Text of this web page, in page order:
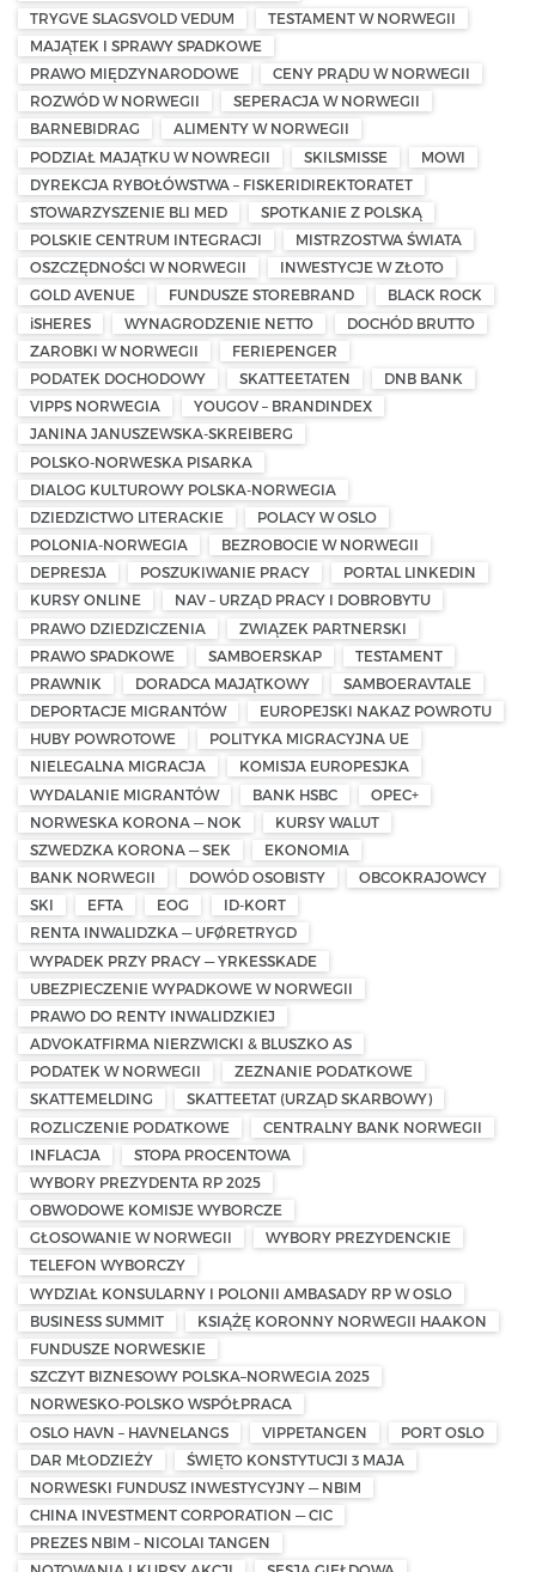
TRYGVE SLAGSVOLD VEDUM
TESTAMENT W NORWEGII
MAJĄTEK I SPRAWY SPADKOWE
PRAWO MIĘDZYNARODOWE
CENY PRĄDU W NORWEGII
ROZWÓD W NORWEGII
SEPERACJA W NORWEGII
BARNEBIDRAG
ALIMENTY W NORWEGII
PODZIAŁ MAJĄTKU W NOWREGII
SKILSMISSE
MOWI
DYREKCJA RYBOŁÓWSTWA – FISKERIDIREKTORATET
STOWARZYSZENIE BLI MED
SPOTKANIE Z POLSKĄ
POLSKIE CENTRUM INTEGRACJI
MISTRZOSTWA ŚWIATA
OSZCZĘDNOŚCI W NORWEGII
INWESTYCJE W ZŁOTO
GOLD AVENUE
FUNDUSZE STOREBRAND
BLACK ROCK
iSHERES
WYNAGRODZENIE NETTO
DOCHÓD BRUTTO
ZAROBKI W NORWEGII
FERIEPENGER
PODATEK DOCHODOWY
SKATTEETATEN
DNB BANK
VIPPS NORWEGIA
YOUGOV – BRANDINDEX
JANINA JANUSZEWSKA-SKREIBERG
POLSKO-NORWESKA PISARKA
DIALOG KULTUROWY POLSKA-NORWEGIA
DZIEDZICTWO LITERACKIE
POLACY W OSLO
POLONIA-NORWEGIA
BEZROBOCIE W NORWEGII
DEPRESJA
POSZUKIWANIE PRACY
PORTAL LINKEDIN
KURSY ONLINE
NAV – URZĄD PRACY I DOBROBYTU
PRAWO DZIEDZICZENIA
ZWIĄZEK PARTNERSKI
PRAWO SPADKOWE
SAMBOERSKAP
TESTAMENT
PRAWNIK
DORADCA MAJĄTKOWY
SAMBOERAVTALE
DEPORTACJE MIGRANTÓW
EUROPEJSKI NAKAZ POWROTU
HUBY POWROTOWE
POLITYKA MIGRACYJNA UE
NIELEGALNA MIGRACJA
KOMISJA EUROPESJKA
WYDALANIE MIGRANTÓW
BANK HSBC
OPEC+
NORWESKA KORONA — NOK
KURSY WALUT
SZWEDZKA KORONA — SEK
EKONOMIA
BANK NORWEGII
DOWÓD OSOBISTY
OBCOKRAJOWCY
SKI
EFTA EOG
ID-KORT
RENTA INWALIDZKA — UFØRETRYGD
WYPADEK PRZY PRACY — YRKESSKADE
UBEZPIECZENIE WYPADKOWE W NORWEGII
PRAWO DO RENTY INWALIDZKIEJ
ADVOKATFIRMA NIERZWICKI & BLUSZKO AS
PODATEK W NORWEGII
ZEZNANIE PODATKOWE
SKATTEMELDING
SKATTEETAT (URZĄD SKARBOWY)
ROZLICZENIE PODATKOWE
CENTRALNY BANK NORWEGII
INFLACJA
STOPA PROCENTOWA
WYBORY PREZYDENTA RP 2025
OBWODOWE KOMISJE WYBORCZE
GŁOSOWANIE W NORWEGII
WYBORY PREZYDENCKIE
TELEFON WYBORCZY
WYDZIAŁ KONSULARNY I POLONII AMBASADY RP W OSLO
BUSINESS SUMMIT
KSIĄŻĘ KORONNY NORWEGII HAAKON
FUNDUSZE NORWESKIE
SZCZYT BIZNESOWY POLSKA–NORWEGIA 2025
NORWESKO-POLSKO WSPÓŁPRACA
OSLO HAVN – HAVNELANGS
VIPPETANGEN
PORT OSLO
DAR MŁODZIEŻY
ŚWIĘTO KONSTYTUCJI 3 MAJA
NORWESKI FUNDUSZ INWESTYCYJNY — NBIM
CHINA INVESTMENT CORPORATION — CIC
PREZES NBIM – NICOLAI TANGEN